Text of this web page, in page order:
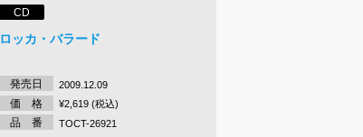
CD
ロッカ・バラード
発売日 2009.12.09
価 格 ¥2,619 (税込)
品 番 TOCT-26921